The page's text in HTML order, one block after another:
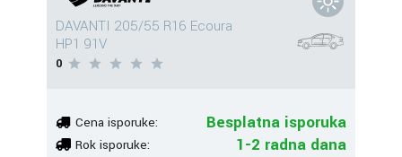
DAVANTI 205/55 R16 Ecoura
HP1 91V
0
Cena isporuke: Besplatna isporuka
Rok isporuke: 1-2 radna dana